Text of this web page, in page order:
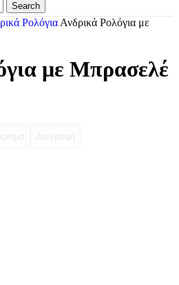
Search
Ρολόγια Ανδρικά Ρολόγια με
με Μπρασελέ